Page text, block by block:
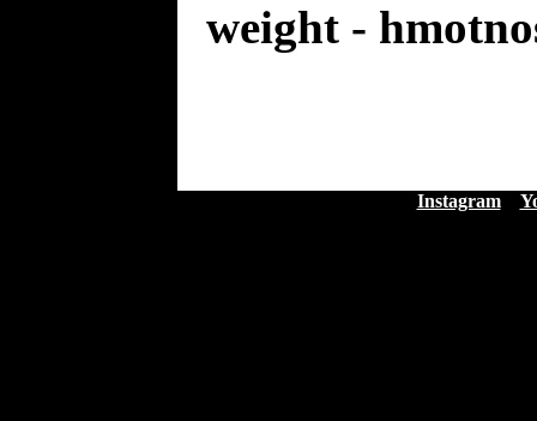
weight -
Instagram